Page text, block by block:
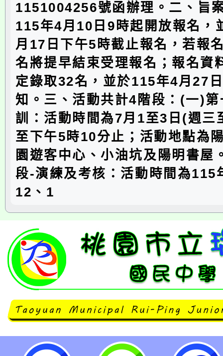
1151004256號函辦理。二、旨
115年4月10日9時起開放報名，
月17日下午5時截止報名，若報
名將提早結束受理報名；報名資
定錄取32名，並於115年4月27
知。三、活動共計4階段：(一)
訓：活動時間為7月1至3日(週三
至下午5時10分止；活動地點為
園遊客中心、小油坑及陽明書屋
段-演練及考核：活動時間為115
12、1
115年第三屆陽明山國家公園小小